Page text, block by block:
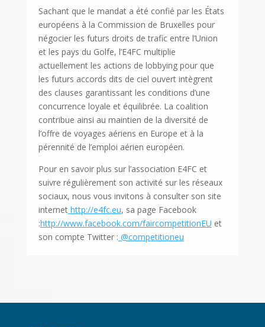
Sachant que le mandat a été confié par les États
européens à la Commission de Bruxelles pour
négocier les futurs droits de trafic entre l’Union
et les pays du Golfe, l’E4FC multiplie
actuellement les actions de lobbying pour que
les futurs accords dits de ciel ouvert intègrent
des clauses garantissant les conditions d’une
concurrence loyale et équilibrée. La coalition
contribue ainsi au maintien de la diversité de
l’offre de voyages aériens en Europe et à la
pérennité de l’emploi aérien européen.
Pour en savoir plus sur l’association E4FC et
suivre régulièrement son activité sur les réseaux
sociaux, nous vous invitons à consulter son site
internethttp://e4fc.eu, sa page Facebook
:http://www.facebook.com/faircompetitionEU et
son compte Twitter : @competitioneu